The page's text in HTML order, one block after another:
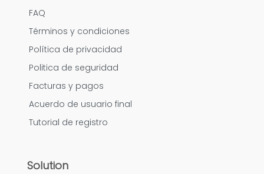
FAQ
Términos y condiciones
Política de privacidad
Politica de seguridad
Facturas y pagos
Acuerdo de usuario final
Tutorial de registro
Solution